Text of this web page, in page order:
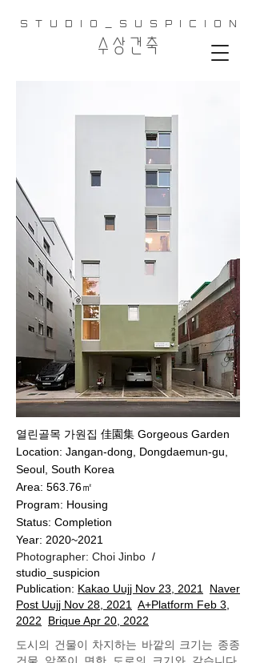
S T U D I O _ S U S P I C I O N
​수 상 건 축
열린골목 가원집 佳園集 Gorgeous Garden
Location: Jangan-dong, Dongdaemun-gu,
Seoul, South Korea
Area: 563.76㎡
Program: Housing
Status: Completion
Year: 2020~2021
Photographer: Choi Jinbo /
studio_suspicion
Publication: Kakao Uujj Nov 23, 2021
Naver
Post Uujj Nov 28, 2021
A+Platform Feb 3,
2022
Brique Apr 20, 2022
도시의 건물이 차지하는 바깥의 크기는 종종